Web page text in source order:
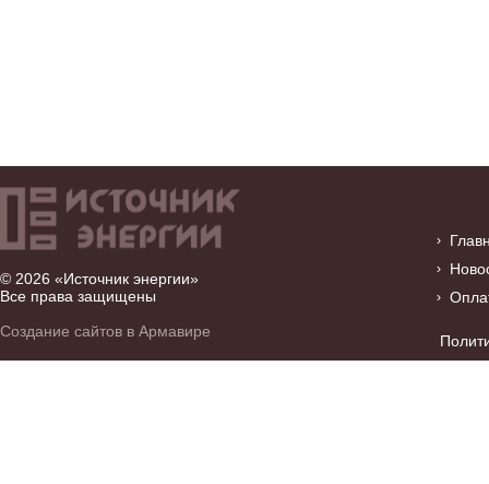
© 2026 «Источник энергии»
Все права защищены
Создание сайтов в Армавире